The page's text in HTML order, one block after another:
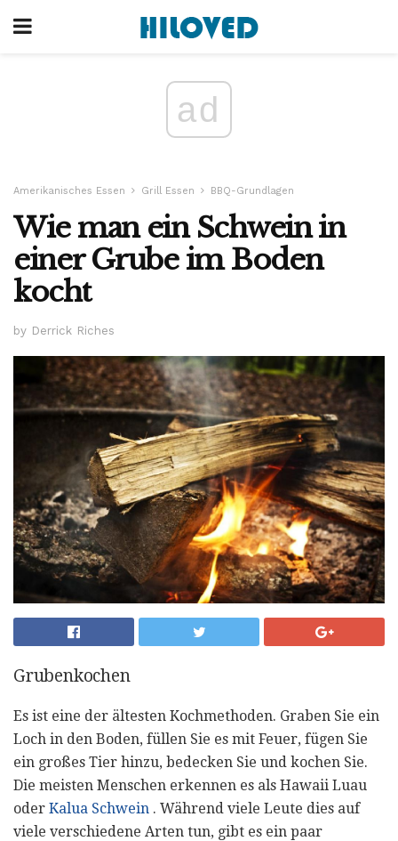
ad
Amerikanisches Essen Grill Essen BBQ-Grundlagen
Wie man ein Schwein in
einer Grube im Boden
kocht
by Derrick Riches
Grubenkochen
Es ist eine der ältesten Kochmethoden. Graben Sie ein
Loch in den Boden, füllen Sie es mit Feuer, fügen Sie
ein großes Tier hinzu, bedecken Sie und kochen Sie.
Die meisten Menschen erkennen es als Hawaii Luau
oder Kalua Schwein . Während viele Leute dies auf
viele verschiedene Arten tun, gibt es ein paar